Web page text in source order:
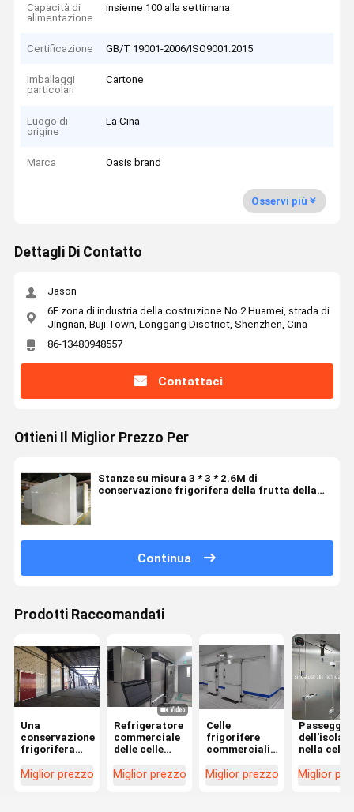
Capacità di
alimentazione
insieme 100 alla settimana
Certificazione GB/T 19001-2006/ISO9001:2015
Imballaggi
particolari
Cartone
Luogo di
origine
La Cina
Marca Oasis brand
Osservi più
Dettagli Di Contatto
Jason
6F zona di industria della costruzione No.2 Huamei, strada di
Jingnan, Buji Town, Longgang Disctrict, Shenzhen, Cina
86-13480948557
Contattaci
Ottieni Il Miglior Prezzo Per
Stanze su misura 3 * 3 * 2.6M di
conservazione frigorifera della frutta della
Continua
Prodotti Raccomandati
Una
conservazione
frigorifera
di 304 celle
Miglior prezzo
Refrigeratore
commerciale
delle celle
acciaio
Miglior prezzo
Celle
frigorifere
commerciali
42KG/M3
Miglior prezzo
nella cella
acciaio
Miglior